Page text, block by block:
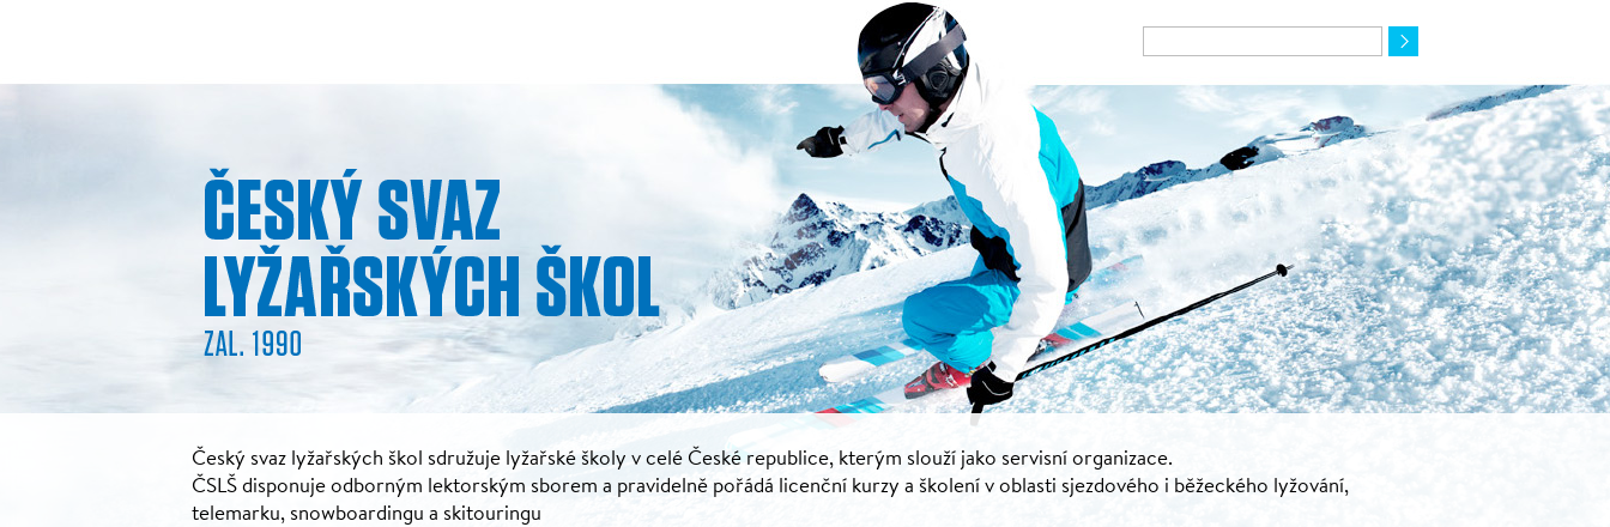
Český svaz lyžařských škol sdružuje lyžařské školy v celé České republice, kterým slouží jako servisní organizace.
ČSLŠ disponuje odborným lektorským sborem a pravidelně pořádá licenční kurzy a školení v oblasti sjezdového i běžeckého lyžování,
telemarku, snowboardingu a skitouringu